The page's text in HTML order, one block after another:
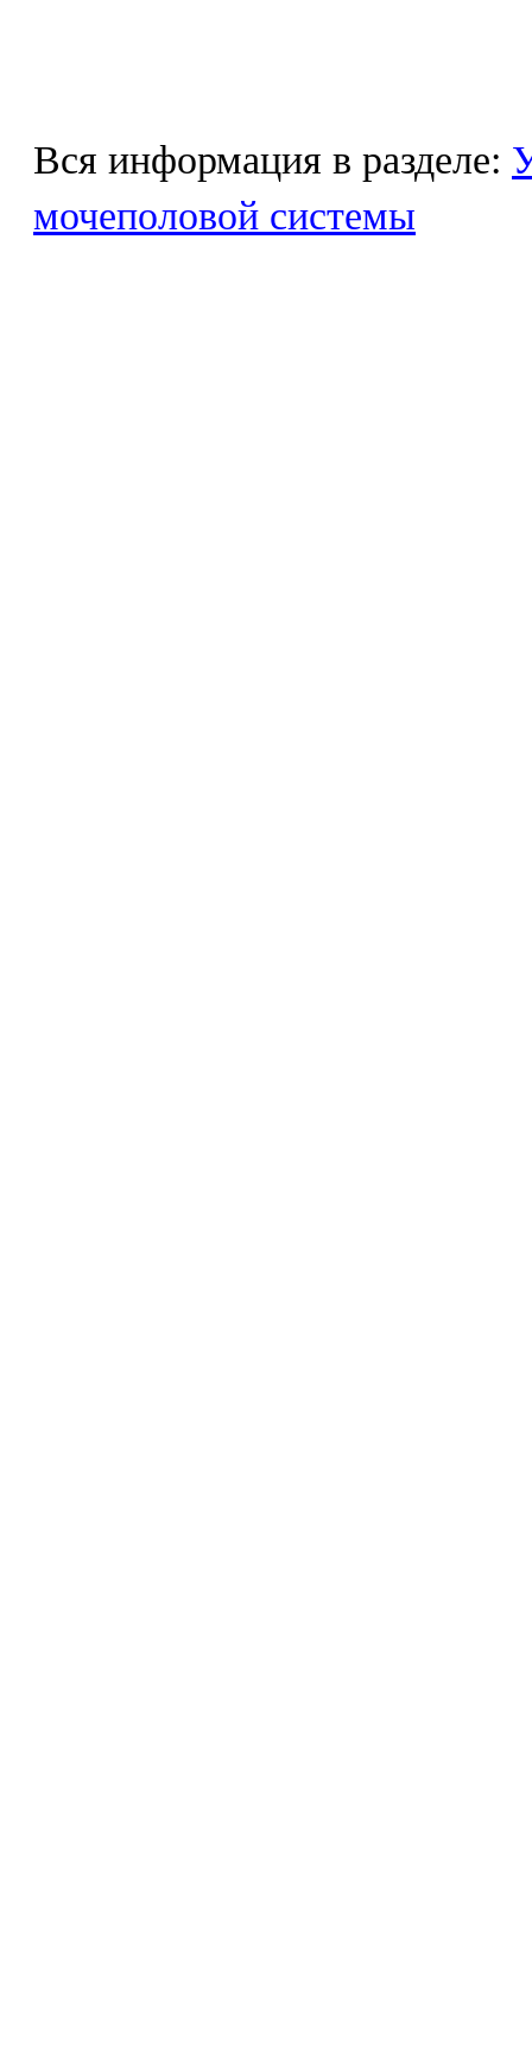
Вся информация в разделе:
мочеполовой системы